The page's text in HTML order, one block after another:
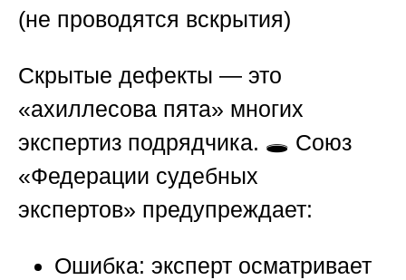
(не проводятся вскрытия)
Скрытые дефекты — это
«ахиллесова пята» многих
экспертиз подрядчика. 🕳️ Союз
«Федерации судебных
экспертов» предупреждает:
Ошибка: эксперт осматривает